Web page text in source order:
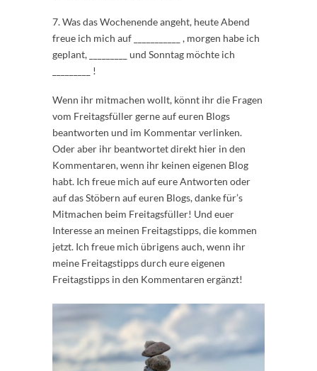
7. Was das Wochenende angeht, heute Abend
freue ich mich auf ___________ , morgen habe ich
geplant, _________ und Sonntag möchte ich
_________ !
Wenn ihr mitmachen wollt, könnt ihr die Fragen
vom Freitagsfüller gerne auf euren Blogs
beantworten und im Kommentar verlinken.
Oder aber ihr beantwortet direkt hier in den
Kommentaren, wenn ihr keinen eigenen Blog
habt. Ich freue mich auf eure Antworten oder
auf das Stöbern auf euren Blogs, danke für’s
Mitmachen beim Freitagsfüller! Und euer
Interesse an meinen Freitagstipps, die kommen
jetzt. Ich freue mich übrigens auch, wenn ihr
meine Freitagstipps durch eure eigenen
Freitagstipps in den Kommentaren ergänzt!